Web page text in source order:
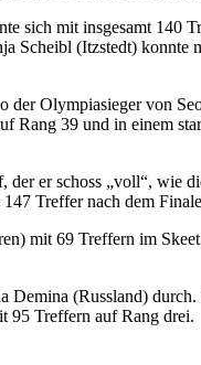
sich mit insgesamt
(Itzstedt)
Olympiasieger von
Rang 39 und in einem
er schoss „voll“, wie
Treffer nach dem
mit 69 Treffern im
(Russland)
95 Treffern auf Rang drei.